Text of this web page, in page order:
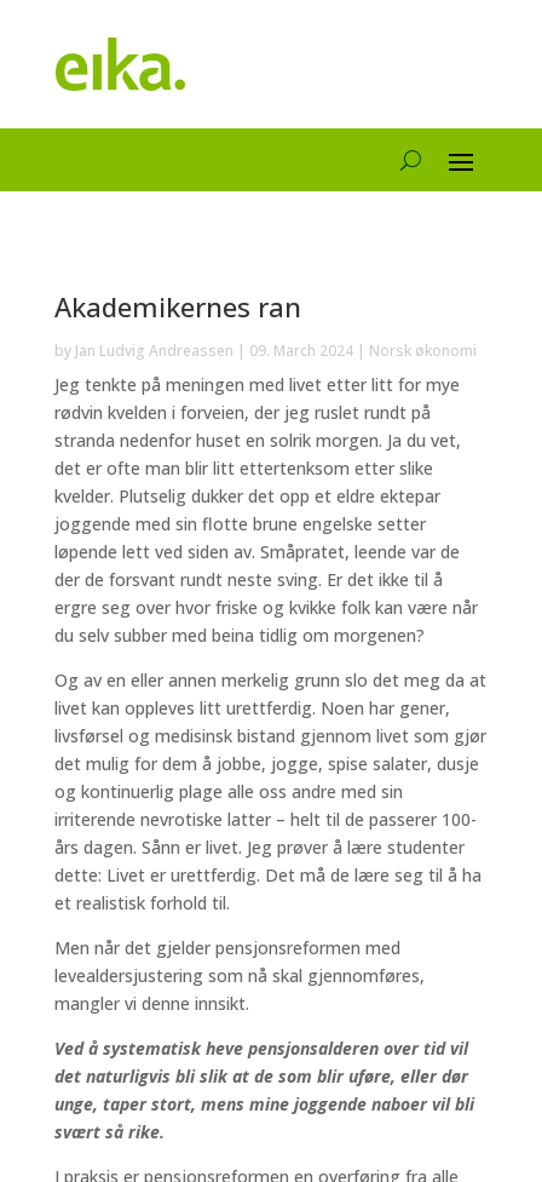
Akademikernes ran
by Jan Ludvig Andreassen | 09. March 2024| Norsk økonomi
Jeg tenkte på meningen med livet etter litt for mye
rødvin kvelden i forveien, der jeg ruslet rundt på
stranda nedenfor huset en solrik morgen. Ja du vet,
det er ofte man blir litt ettertenksom etter slike
kvelder. Plutselig dukker det opp et eldre ektepar
joggende med sin flotte brune engelske setter
løpende lett ved siden av. Småpratet, leende var de
der de forsvant rundt neste sving. Er det ikke til å
ergre seg over hvor friske og kvikke folk kan være når
du selv subber med beina tidlig om morgenen?
Og av en eller annen merkelig grunn slo det meg da at
livet kan oppleves litt urettferdig. Noen har gener,
livsførsel og medisinsk bistand gjennom livet som gjør
det mulig for dem å jobbe, jogge, spise salater, dusje
og kontinuerlig plage alle oss andre med sin
irriterende nevrotiske latter – helt til de passerer 100-
års dagen. Sånn er livet. Jeg prøver å lære studenter
dette: Livet er urettferdig. Det må de lære seg til å ha
et realistisk forhold til.
Men når det gjelder pensjonsreformen med
levealdersjustering som nå skal gjennomføres,
mangler vi denne innsikt.
Ved å systematisk heve pensjonsalderen over tid vil
det naturligvis bli slik at de som blir uføre, eller dør
unge, taper stort, mens mine joggende naboer vil bli
svært så rike.
I praksis er pensjonsreformen en overføring fra alle